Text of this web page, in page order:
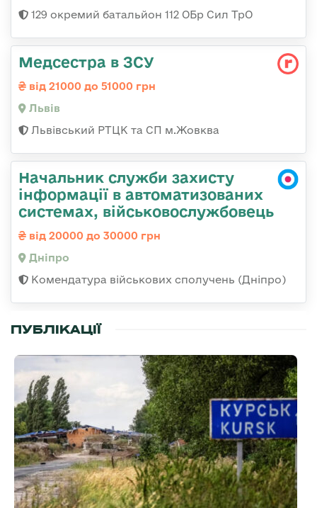
129 окремий батальйон 112 ОБр Сил ТрО
Медсестра в ЗСУ
від 21000 до 51000 грн
Львів
Львівський РТЦК та СП м.Жовква
Начальник служби захисту
інформації в автоматизованих
системах, військовослужбовець
від 20000 до 30000 грн
Дніпро
Комендатура військових сполучень (Дніпро)
ПУБЛІКАЦІЇ